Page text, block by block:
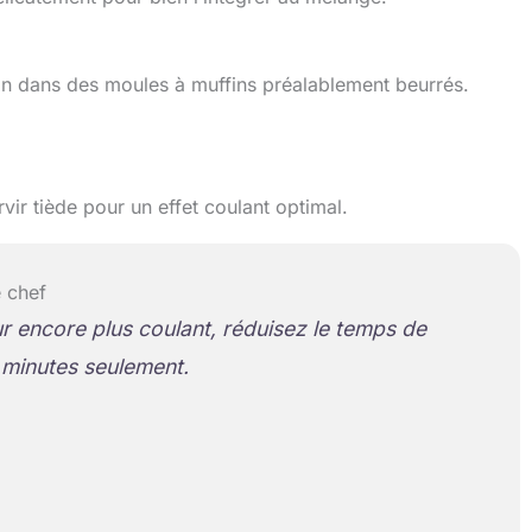
dans des moules à muffins préalablement beurrés.
tiède pour un effet coulant optimal.
chef
encore plus coulant, réduisez le temps de
seulement.